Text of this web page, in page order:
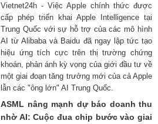
Vietnet24h - Việc Apple chính thức được
cấp phép triển khai Apple Intelligence tại
Trung Quốc với sự hỗ trợ của các mô hình
AI từ Alibaba và Baidu đã ngay lập tức tạo
hiệu ứng tích cực trên thị trường chứng
khoán, phản ánh kỳ vọng của giới đầu tư về
một giai đoạn tăng trưởng mới của cả Apple
lẫn các "ông lớn" AI Trung Quốc.
ASML nâng mạnh dự báo doanh thu
nhờ AI: Cuộc đua chip bước vào giai